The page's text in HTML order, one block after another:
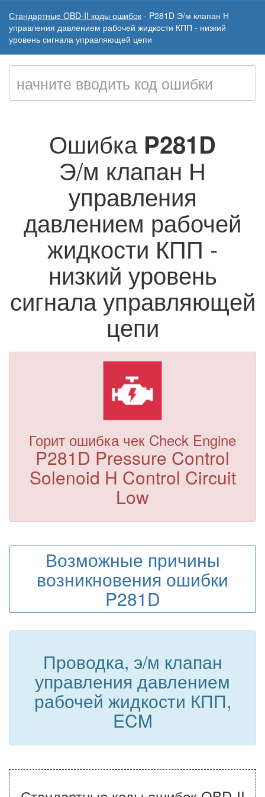
Стандартные OBD-II коды ошибок - P281D Э/м клапан Н
управления давлением рабочей жидкости КПП - низкий
уровень сигнала управляющей цепи
Ошибка P281D
Э/м клапан Н
управления
давлением рабочей
жидкости КПП -
низкий уровень
сигнала управляющей
цепи
Горит ошибка чек Check Engine
P281D Pressure Control
Solenoid H Control Circuit
Low
Возможные причины
возникновения ошибки
P281D
Проводка, э/м клапан
управления давлением
рабочей жидкости КПП,
ECM